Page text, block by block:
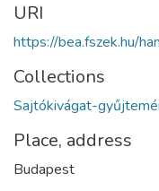
URI
https://bea.fszek.hu/
Collections
Sajtókivágat-
Place, address
Budapest